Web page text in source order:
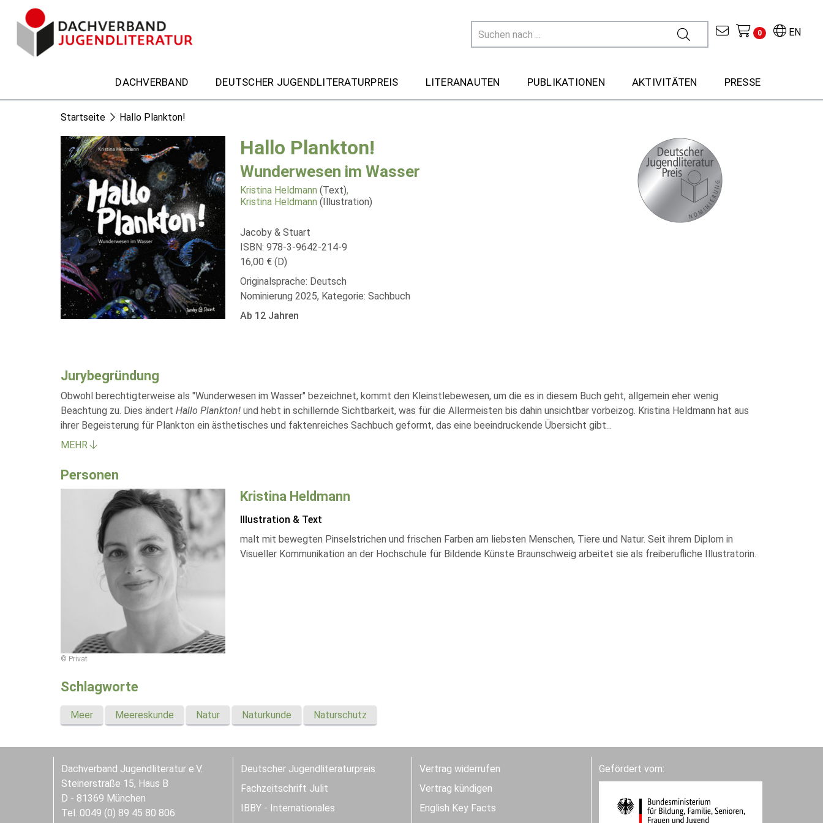
EN
0
DACHVERBAND DEUTSCHER JUGENDLITERATURPREIS LITERANAUTEN PUBLIKATIONEN AKTIVITÄTEN PRESSE
Startseite Hallo Plankton!
Hallo Plankton!
Wunderwesen im Wasser
Kristina Heldmann (Text),
Kristina Heldmann (Illustration)
Jacoby & Stuart
ISBN: 978-3-9642-214-9
16,00 € (D)
Originalsprache: Deutsch
Nominierung 2025, Kategorie: Sachbuch
Ab 12 Jahren
Jurybegründung
Obwohl berechtigterweise als "Wunderwesen im Wasser" bezeichnet, kommt den Kleinstlebewesen, um die es in diesem Buch geht, allgemein eher wenig
Beachtung zu. Dies ändert Hallo Plankton! und hebt in schillernde Sichtbarkeit, was für die Allermeisten bis dahin unsichtbar vorbeizog. Kristina Heldmann hat aus
ihrer Begeisterung für Plankton ein ästhetisches und faktenreiches Sachbuch geformt, das eine beeindruckende Übersicht gibt...
MEHR
Personen
© Privat
Kristina Heldmann
Illustration & Text
malt mit bewegten Pinselstrichen und frischen Farben am liebsten Menschen, Tiere und Natur. Seit ihrem Diplom in
Visueller Kommunikation an der Hochschule für Bildende Künste Braunschweig arbeitet sie als freiberufliche Illustratorin.
Schlagworte
Meer Meereskunde Natur Naturkunde Naturschutz
Dachverband Jugendliteratur e.V.
Steinerstraße 15, Haus B
D - 81369 München
Tel. 0049 (0) 89 45 80 806
Deutscher Jugendliteraturpreis
Fachzeitschrift Julit
IBBY - Internationales
Vertrag widerrufen
Vertrag kündigen
English Key Facts
Gefördert vom: